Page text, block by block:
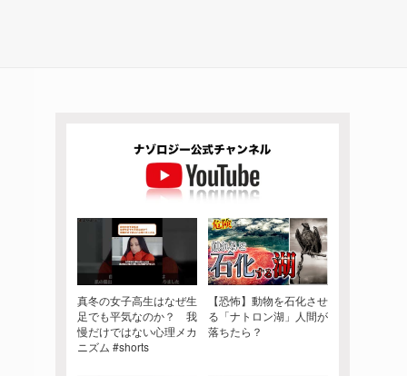
真冬の女子高生はなぜ生
足でも平気なのか？ 我
慢だけではない心理メカ
ニズム #shorts
【恐怖】動物を石化させ
る「ナトロン湖」人間が
落ちたら？